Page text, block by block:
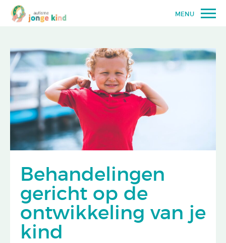
MENU
Behandelingen
gericht op de
ontwikkeling van je
kind